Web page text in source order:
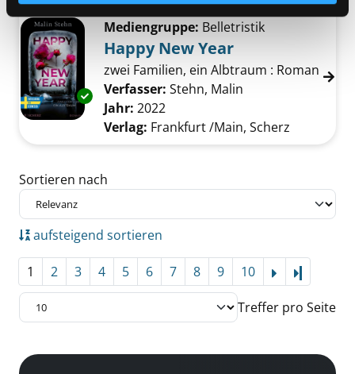
Exemplar-Details von Happy New Year
Mediengruppe: Belletristik
Happy New Year
zwei Familien, ein Albtraum : Roman
Verfasser: Stehn, Malin
Jahr: 2022
Verlag: Frankfurt /Main, Scherz
Zu den Suchfiltern springen
Sortieren nach
aufsteigend sortieren
1 2 3 4 5 6 7 8 9 10
Treffer pro Seite